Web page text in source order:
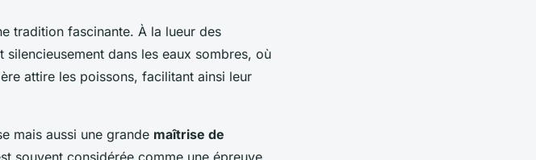
tradition fascinante. À la lueur des
silencieusement dans les eaux sombres, où
attire les poissons, facilitant ainsi leur
mais aussi une grande maîtrise de
souvent considérée comme une épreuve